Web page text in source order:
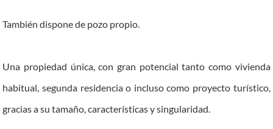
También dispone de pozo propio.
Una propiedad única, con gran potencial tanto como vivienda
habitual, segunda residencia o incluso como proyecto turístico,
gracias a su tamaño, características y singularidad.